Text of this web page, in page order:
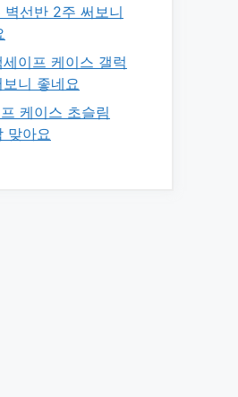
선반 2주 써보니
이프 케이스 갤럭
니 좋네요
케이스 초슬림
맞아요